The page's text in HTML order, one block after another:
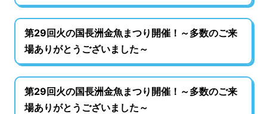
第29回火の国長洲金魚まつり開催！～多数のご来
場ありがとうございました～
第29回火の国長洲金魚まつり開催！～多数のご来
場ありがとうございました～